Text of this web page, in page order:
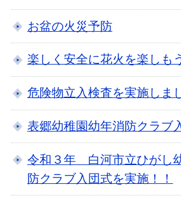
お盆の火災予防
楽しく安全に花火を楽しも
危険物立入検査を実施しま
表郷幼稚園幼年消防クラブ
令和３年 白河市立ひがし
防クラブ入団式を実施！！